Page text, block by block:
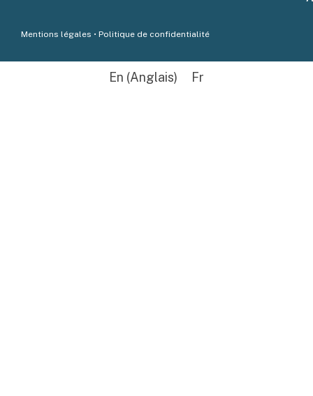
Mentions légales • Politique de confidentialité
En (Anglais) Fr